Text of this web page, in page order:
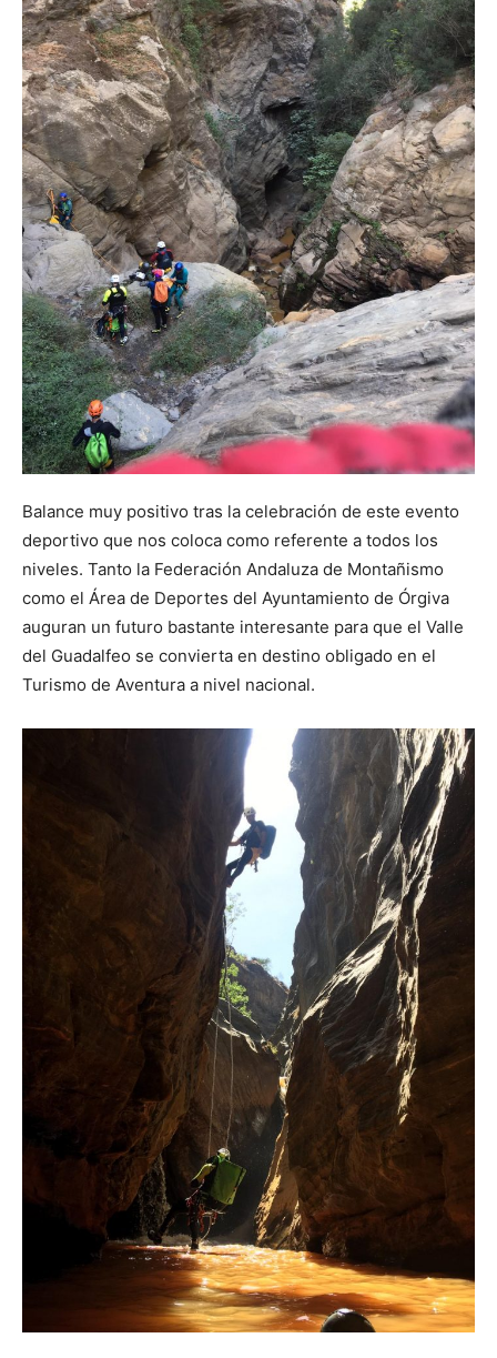
Balance muy positivo tras la celebración de este evento
deportivo que nos coloca como referente a todos los
niveles. Tanto la Federación Andaluza de Montañismo
como el Área de Deportes del Ayuntamiento de Órgiva
auguran un futuro bastante interesante para que el Valle
del Guadalfeo se convierta en destino obligado en el
Turismo de Aventura a nivel nacional.